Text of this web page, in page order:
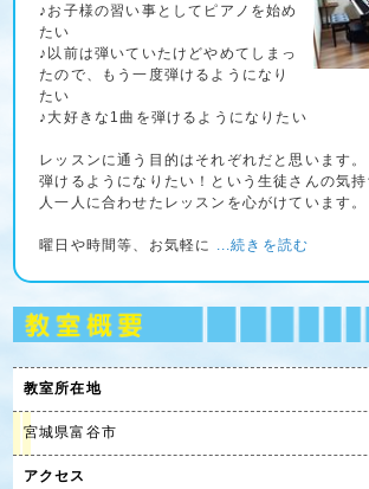
♪お子様の習い事としてピアノを始め
たい
♪以前は弾いていたけどやめてしまっ
たので、もう一度弾けるようになり
たい
♪大好きな1曲を弾けるようになりたい
レッスンに通う目的はそれぞれだと思います。
弾けるようになりたい！という生徒さんの気
人一人に合わせたレッスンを心がけています。
曜日や時間等、お気軽に ...続きを読む
教室所在地
宮城県富谷市
アクセス